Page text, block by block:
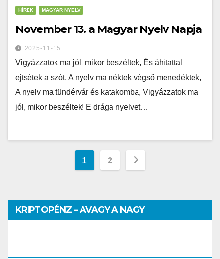
HÍREK MAGYAR NYELV
November 13. a Magyar Nyelv Napja
2025-11-15
Vigyázzatok ma jól, mikor beszéltek, És áhítattal
ejtsétek a szót, A nyelv ma néktek végső menedéktek,
A nyelv ma tündérvár és katakomba, Vigyázzatok ma
jól, mikor beszéltek! E drága nyelvet…
1 2
KRIPTOPÉNZ – AVAGY A NAGY